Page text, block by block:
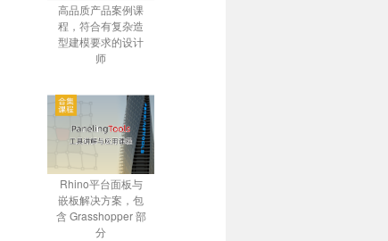
高品质产品案例课
程，符合有复杂造
型建模要求的设计
师
Rhino平台面板与
嵌板解决方案，包
含 Grasshopper 部
分